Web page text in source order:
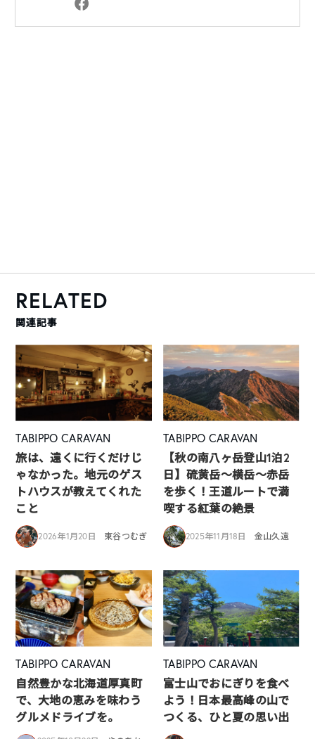
RELATED
関連記事
TABIPPO CARAVAN
旅は、遠くに行くだけじ
ゃなかった。地元のゲス
トハウスが教えてくれた
こと
2026年1月20日 東谷つむぎ
TABIPPO CARAVAN
【秋の南八ヶ岳登山1泊2
日】硫黄岳～横岳～赤岳
を歩く！王道ルートで満
喫する紅葉の絶景
2025年11月18日 金山久遠
TABIPPO CARAVAN
自然豊かな北海道厚真町
で、大地の恵みを味わう
グルメドライブを。
TABIPPO CARAVAN
富士山でおにぎりを食べ
よう！日本最高峰の山で
つくる、ひと夏の思い出